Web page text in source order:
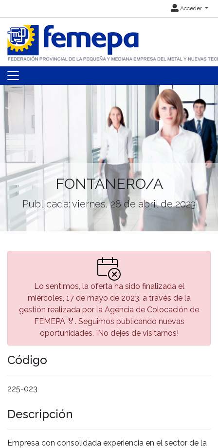
Acceder
FONTANERO/A
Publicada: viernes, 28 de abril de 2023
Lo sentimos, la oferta ha sido finalizada el
miércoles, 17 de mayo de 2023, a través de la
gestión realizada por la Agencia de Colocación de
FEMEPA 🏅. Seguimos publicando nuevas
oportunidades. ¡No dejes de visitarnos!
Código
225-023
Descripción
Empresa con consolidada experiencia en el sector de la